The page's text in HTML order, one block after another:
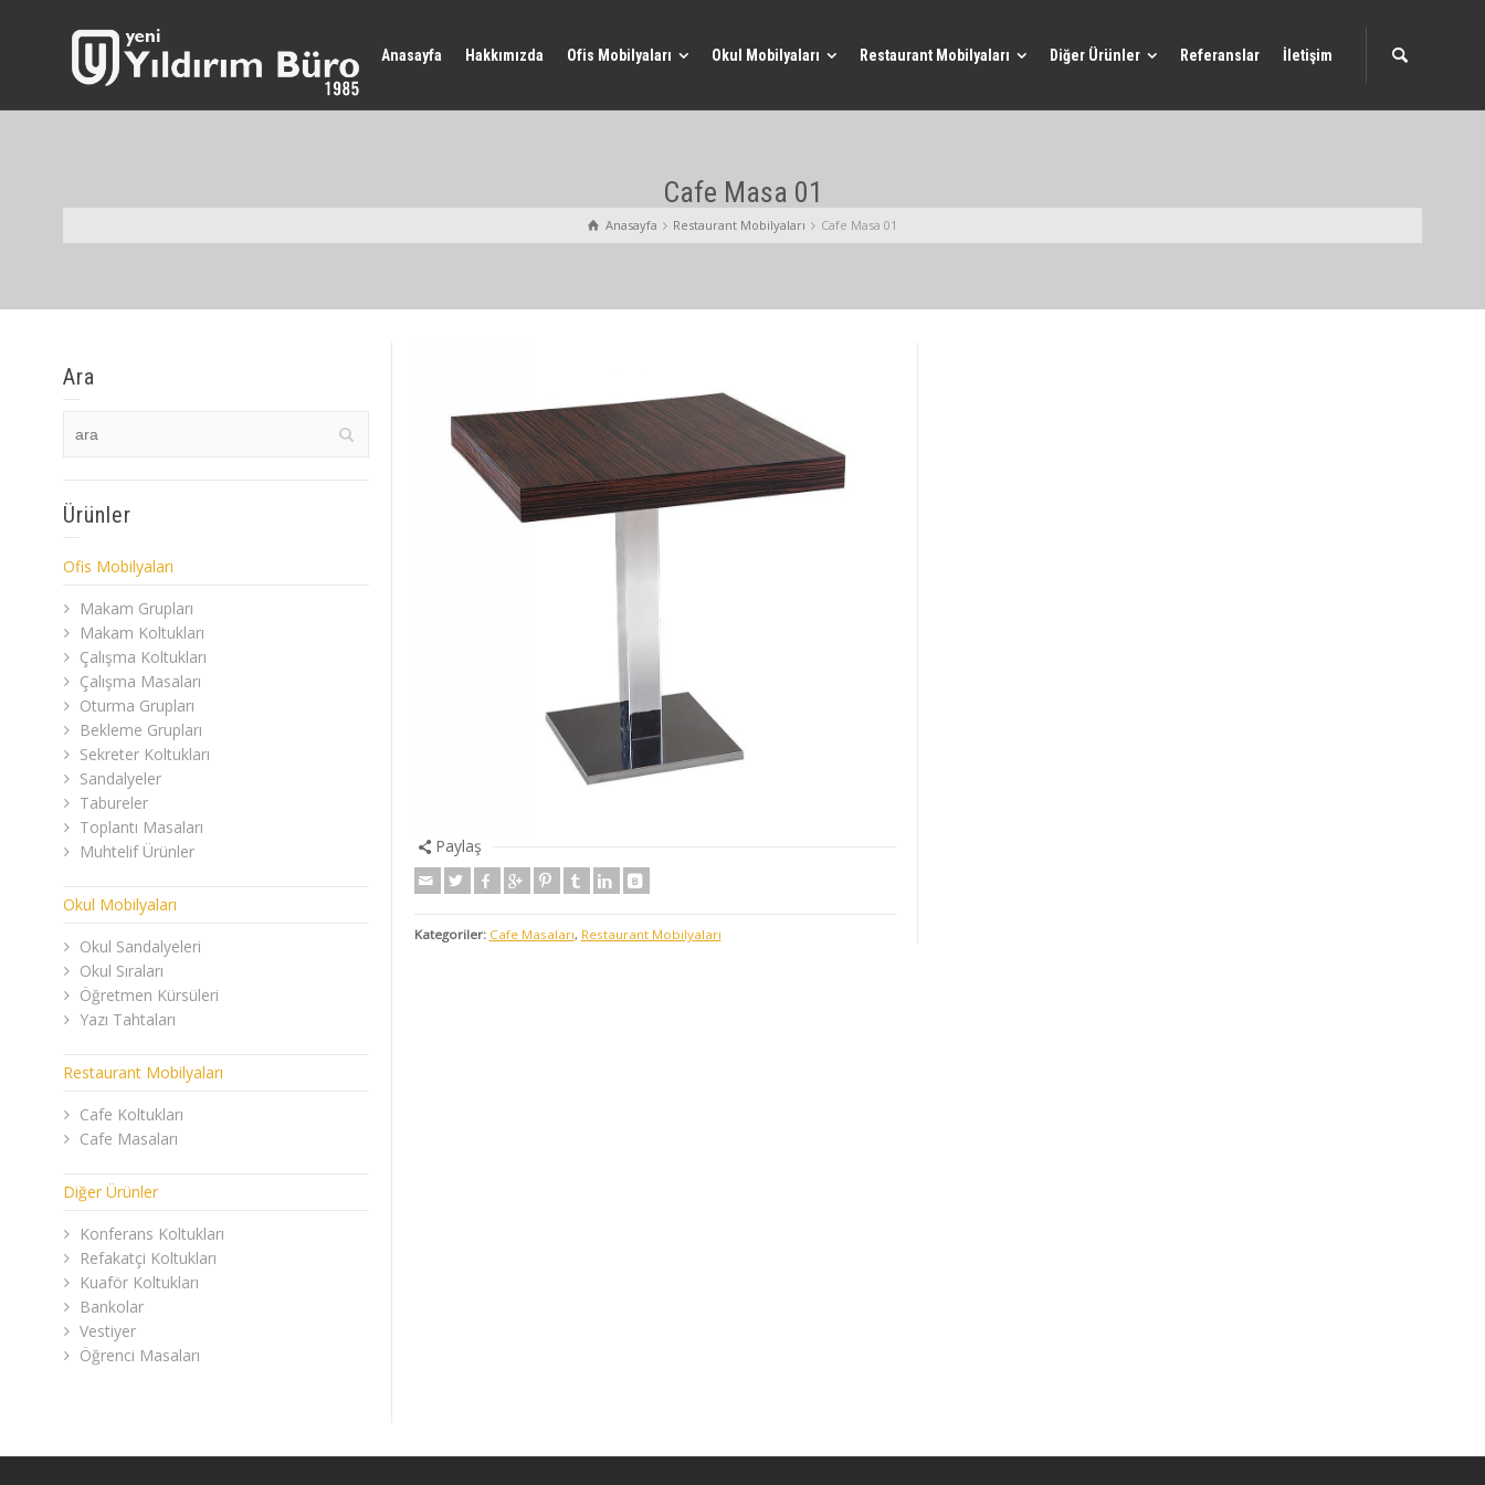
Anasayfa Hakkımızda Ofis Mobilyaları Okul Mobilyaları Restaurant Mobilyaları Diğer Ürünler Referanslar İletişim
Cafe Masa 01
Anasayfa Restaurant Mobilyaları Cafe Masa 01
Paylaş
Kategoriler: Cafe Masaları, Restaurant Mobilyaları
Ara
Ürünler
Ofis Mobilyaları
Makam Grupları
Makam Koltukları
Çalışma Koltukları
Çalışma Masaları
Oturma Grupları
Bekleme Grupları
Sekreter Koltukları
Sandalyeler
Tabureler
Toplantı Masaları
Muhtelif Ürünler
Okul Mobilyaları
Okul Sandalyeleri
Okul Sıraları
Öğretmen Kürsüleri
Yazı Tahtaları
Restaurant Mobilyaları
Cafe Koltukları
Cafe Masaları
Diğer Ürünler
Konferans Koltukları
Refakatçi Koltukları
Kuaför Koltukları
Bankolar
Vestiyer
Öğrenci Masaları